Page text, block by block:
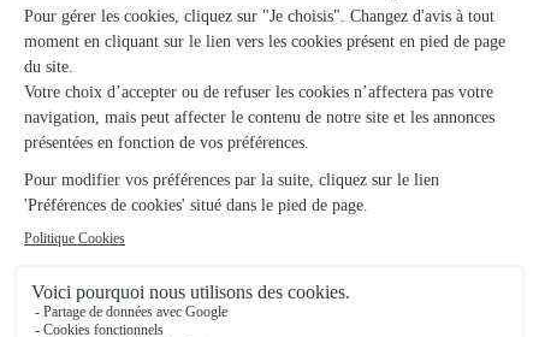
Ils ont fait livrer des fleurs ou une plante à
Saint Jouin de Milly
impec
que de possibilités avec ce site, de la commande au suivi a la